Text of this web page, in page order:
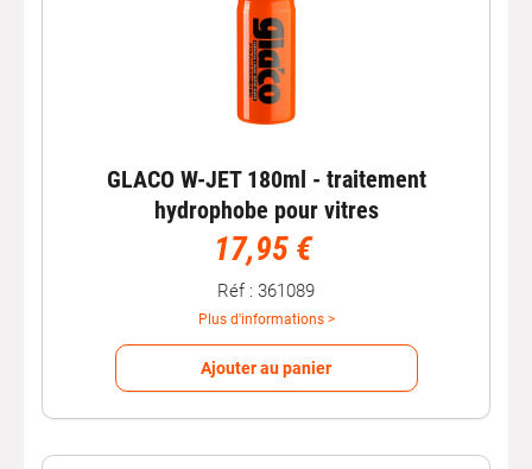
GLACO W-JET 180ml - traitement
hydrophobe pour vitres
17,95 €
Réf : 361089
Plus d'informations >
Ajouter au panier